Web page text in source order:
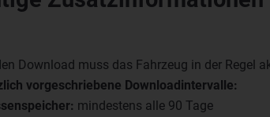
Download muss das Fahrzeug in der Regel
vorgeschriebene Downloadintervalle:
mindestens alle 90 Tage